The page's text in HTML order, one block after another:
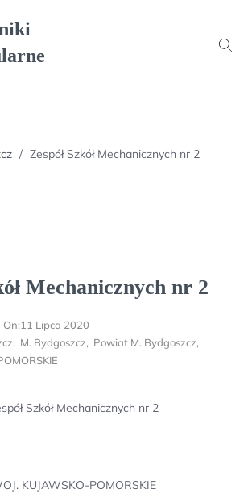
/ Zespół Szkół Mechanicznych nr 2
Mechanicznych nr 2
On:11 Lipca 2020
, M. Bydgoszcz, Powiat M. Bydgoszcz,
Szkół Mechanicznych nr 2
KUJAWSKO-POMORSKIE